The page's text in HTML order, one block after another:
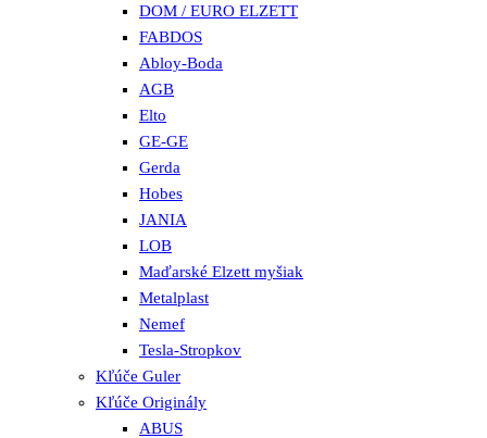
DOM / EURO ELZETT
FABDOS
Abloy-Boda
AGB
Elto
GE-GE
Gerda
Hobes
JANIA
LOB
Maďarské Elzett myšiak
Metalplast
Nemef
Tesla-Stropkov
Kľúče Guler
Kľúče Originály
ABUS